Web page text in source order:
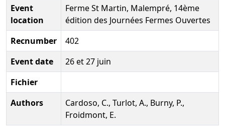
Event
location
Ferme St Martin, Malempré, 14ème
édition des Journées Fermes Ouvertes
Recnumber
402
Event date
26 et 27 juin
Fichier
Authors
Cardoso, C., Turlot, A., Burny, P.,
Froidmont, E.